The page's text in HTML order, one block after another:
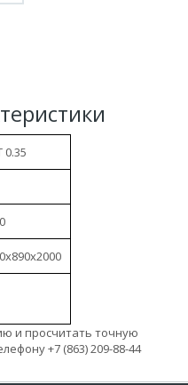
0.35
и просчитать точную
+7 (863) 209-88-44